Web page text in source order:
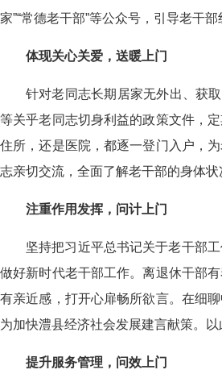
家”“常德老干部”等公众号，引导老干
体现关心关爱，送暖上门
针对老同志长期居家无外出、获
等关乎老同志切身利益的政策文件，
住所，还是医院，都逐一登门入户，
志亲切交流，全面了解老干部的身体状
注重作用发挥，问计上门
坚持把习近平总书记关于老干部
做好新时代老干部工作。离退休干部
有亲近感，打开心扉畅所欲言。在细
为加快澧县经济社会发展建言献策。
提升服务管理，问效上门